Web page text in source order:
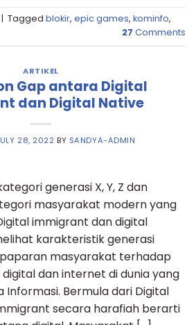
| Tagged blokir, epic games, kominfo,
27 Comments
ARTIKEL
Gap antara Digital
dan Digital Native
28, 2022 BY SANDYA-ADMIN
generasi X, Y, Z dan
masyarakat modern yang
immigrant dan digital
karakteristik generasi
masyarakat terhadap
dan internet di dunia yang
Informasi. Bermula dari Digital
secara harafiah berarti